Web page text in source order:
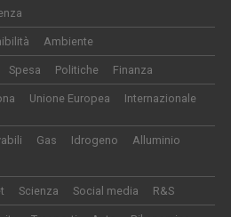
Ambiente
Spesa Politiche Finanza
Unione Europea Internazionale
Gas Idrogeno
Alluminio
Scienza Social media R&S